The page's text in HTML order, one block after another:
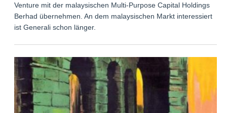
Venture mit der malaysischen Multi-Purpose Capital Holdings
Berhad übernehmen. An dem malaysischen Markt interessiert
ist Generali schon länger.